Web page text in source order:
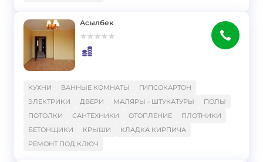
Асылбек
КУХНИ ВАННЫЕ КОМНАТЫ
ГИПСОКАРТОН
ЭЛЕКТРИКИ
ДВЕРИ МАЛЯРЫ - ШТУКАТУРЫ
ПОЛЫ
ПОТОЛКИ
САНТЕХНИКИ ОТОПЛЕНИЕ
ПЛОТНИКИ
БЕТОНЩИКИ
КРЫШИ
КЛАДКА КИРПИЧА
РЕМОНТ ПОД КЛЮЧ